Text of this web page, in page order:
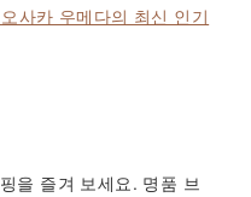
사카 우메다의 최신 인기
을 즐겨 보세요. 명품 브